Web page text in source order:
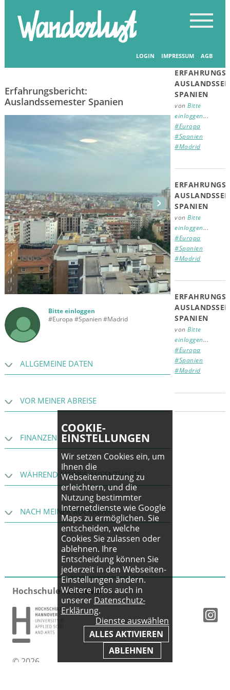
LOGIN IMPRESSUM AGB
Startseite - Erfahrungsberichte Erfahrungsberichte
Erfahrungsbericht:
Auslandssemester Spanien
Bitte einloggen
#Europa #Spanien #Madrid
ALLGEMEINE DATEN
VOR MEINER ABREISE
FINANZEN
WÄHREND MEINES AUFENTHALTS
NACH MEINER RÜCKKEHR
Beiträge
SPANIEN
vonBitte
einloggen...
#Europa
#Spanien
#Madrid
SPANIEN
vonBitte
einloggen...
#Europa
#Spanien
#Madrid
SPANIEN
vonBitte
einloggen...
#Europa
#Spanien
#Madrid
Hochschule Hannover
© 2026
COOKIE-
EINSTELLUNGEN
Wir setzen Cookies ein, um
Ihnen die
Webseitennutzung zu
erleichtern, und die
Nutzung bestimmter
Internetdienste wie Google
Maps zu ermöglichen. Sie
entscheiden, welche
Cookies Sie zulassen oder
ablehnen. Ihre
Entscheidung können Sie
jederzeit in den Webseiten-
Einstellungen ändern.
Weitere Infos auch in
unserer Datenschutz-
Erklärung.
Dienste auswählen
ALLES AKTIVIEREN
ABLEHNEN